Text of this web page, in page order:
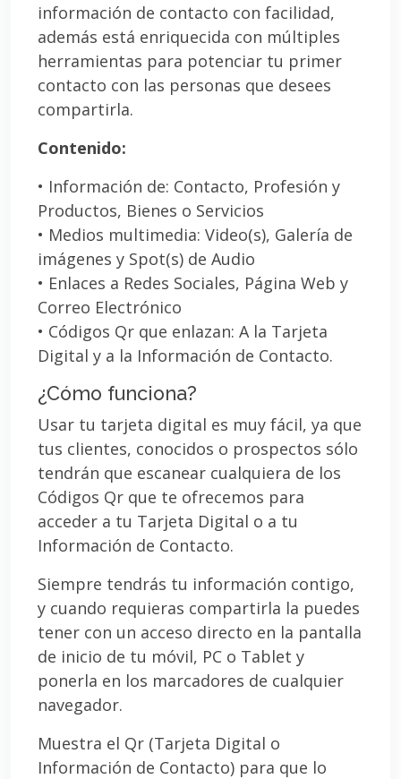
información de contacto con facilidad,
además está enriquecida con múltiples
herramientas para potenciar tu primer
contacto con las personas que desees
compartirla.
Contenido:
• Información de: Contacto, Profesión y
Productos, Bienes o Servicios
• Medios multimedia: Video(s), Galería de
imágenes y Spot(s) de Audio
• Enlaces a Redes Sociales, Página Web y
Correo Electrónico
• Códigos Qr que enlazan: A la Tarjeta
Digital y a la Información de Contacto.
¿Cómo funciona?
Usar tu tarjeta digital es muy fácil, ya que
tus clientes, conocidos o prospectos sólo
tendrán que escanear cualquiera de los
Códigos Qr que te ofrecemos para
acceder a tu Tarjeta Digital o a tu
Información de Contacto.
Siempre tendrás tu información contigo,
y cuando requieras compartirla la puedes
tener con un acceso directo en la pantalla
de inicio de tu móvil, PC o Tablet y
ponerla en los marcadores de cualquier
navegador.
Muestra el Qr (Tarjeta Digital o
Información de Contacto) para que lo